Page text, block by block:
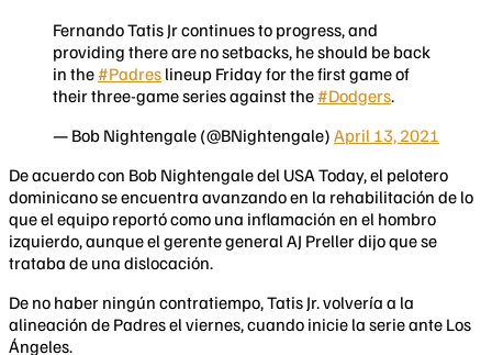
Fernando Tatis Jr continues to progress, and
providing there are no setbacks, he should be back
in the #Padres lineup Friday for the first game of
their three-game series against the #Dodgers.
— Bob Nightengale (@BNightengale) April 13, 2021
De acuerdo con Bob Nightengale del USA Today, el pelotero
dominicano se encuentra avanzando en la rehabilitación de lo
que el equipo reportó como una inflamación en el hombro
izquierdo, aunque el gerente general AJ Preller dijo que se
trataba de una dislocación.
De no haber ningún contratiempo, Tatis Jr. volvería a la
alineación de Padres el viernes, cuando inicie la serie ante Los
Ángeles.